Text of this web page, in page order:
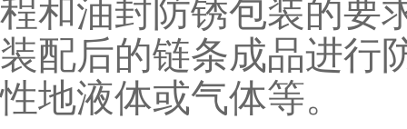
程和油封防锈包装的要
装配后的链条成品进行
性地液体或气体等。